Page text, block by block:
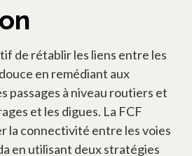
de rétablir les liens entre les
en remédiant aux
passages à niveau routiers et
et les digues. La FCF
la connectivité entre les voies
en utilisant deux stratégies